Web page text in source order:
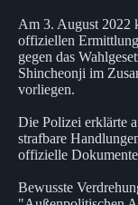
Am 3. August 2022
offiziellen
gegen das
Shincheonji im
vorliegen.
Die Polizei erklärte
strafbare
offizielle
Bewusste